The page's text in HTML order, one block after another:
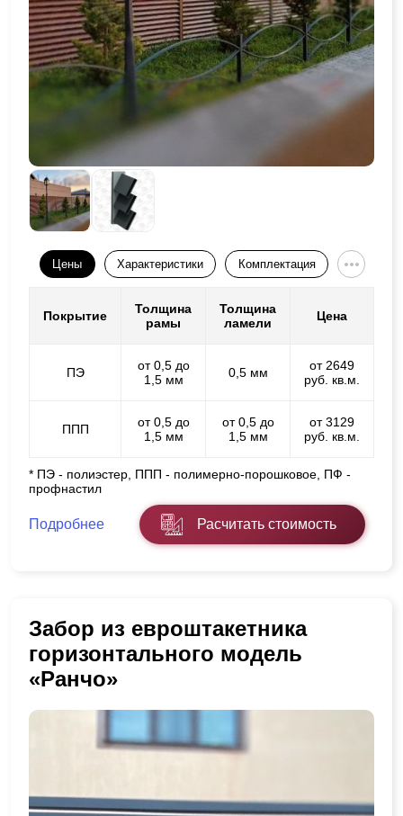
Цены Характеристики Комплектация
Покрытие
Толщина
рамы
Толщина
ламели
Цена
ПЭ
от 0,5 до
1,5 мм
0,5 мм
от 2649
руб. кв.м.
ППП
от 0,5 до
1,5 мм
от 0,5 до
1,5 мм
от 3129
руб. кв.м.
* ПЭ - полиэстер, ППП - полимерно-порошковое, ПФ -
профнастил
Подробнее Расчитать стоимость
Забор из евроштакетника
горизонтального модель
«Ранчо»